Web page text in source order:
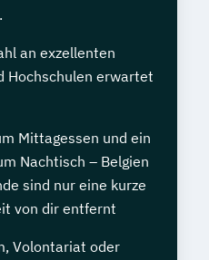
an exzellenten
Hochschulen erwartet
Mittagessen und ein
Nachtisch – Belgien
sind nur eine kurze
von dir entfernt
Volontariat oder